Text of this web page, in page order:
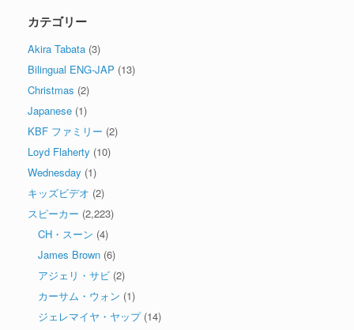
カテゴリー
Akira Tabata (3)
Bilingual ENG-JAP (13)
Christmas (2)
Japanese (1)
KBF ファミリー (2)
Loyd Flaherty (10)
Wednesday (1)
キッズビデオ (2)
スピーカー (2,223)
CH・スーン (4)
James Brown (6)
アジェリ・サビ (2)
カーサム・ウォン (1)
ジェレマイヤ・ヤップ(14)